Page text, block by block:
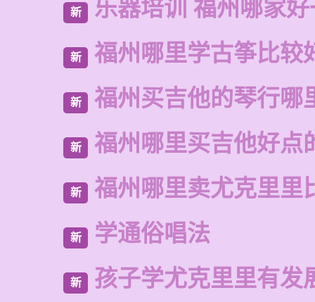
新 乐器培训 福州哪家
新 福州哪里学古筝比较
新 福州买吉他的琴行哪
新 福州哪里买吉他好点
新 福州哪里卖尤克里里
新 学通俗唱法
新 孩子学尤克里里有发